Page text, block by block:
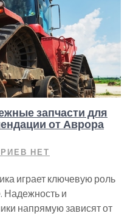
запчасти для
от Аврора
НЕТ
играет ключевую роль
Надежность и
напрямую зависят от